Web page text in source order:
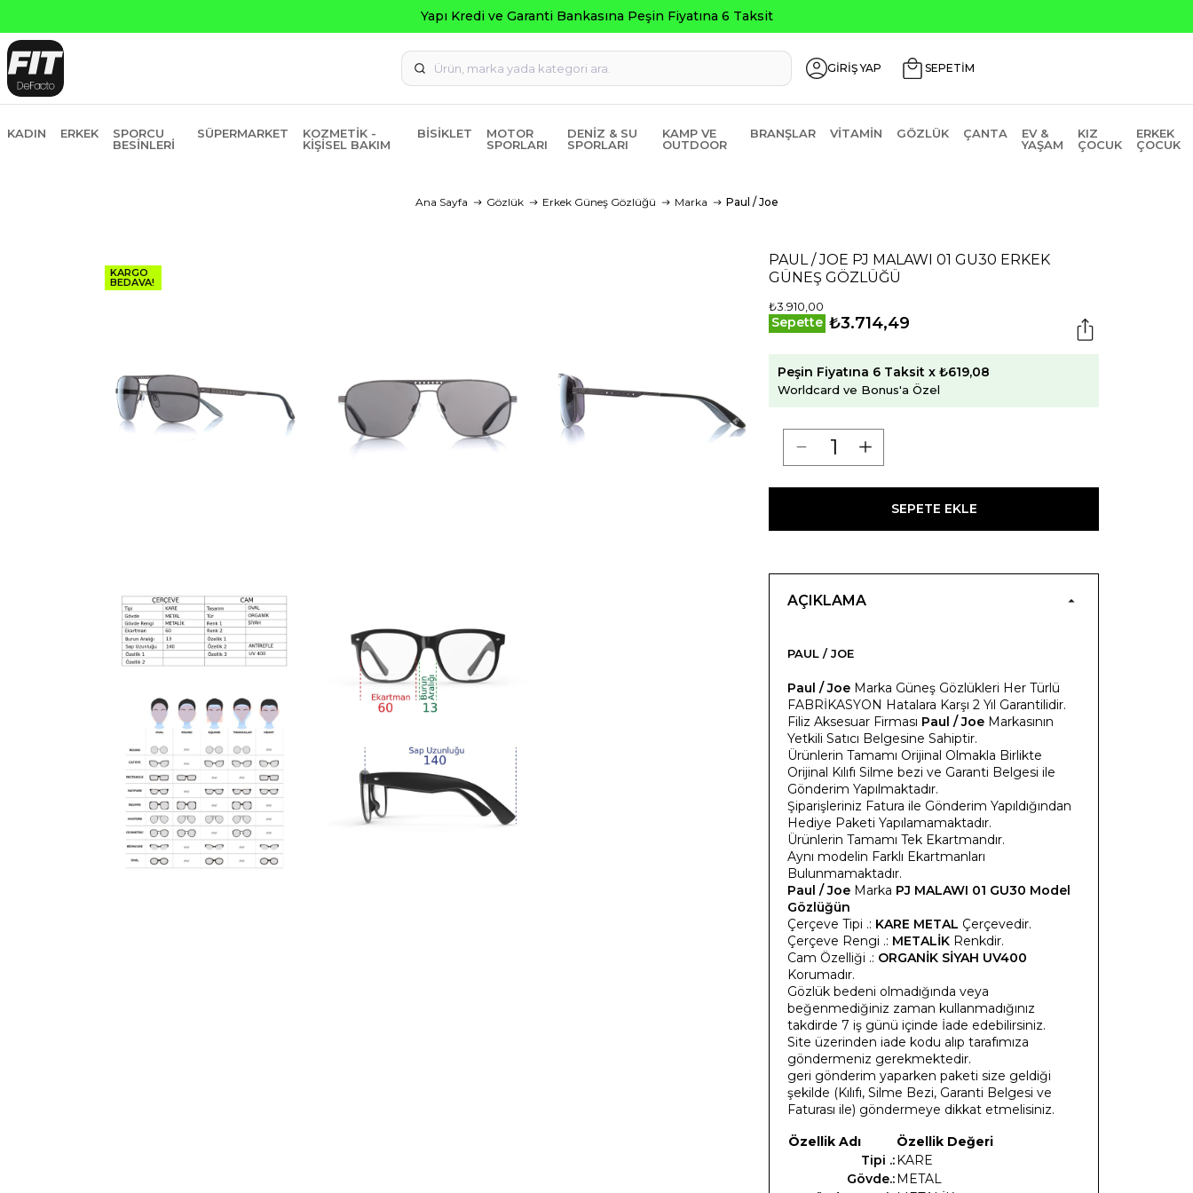
Yapı Kredi ve Garanti Bankasına Peşin Fiyatına 6 Taksit
GİRİŞ YAP SEPETİM
KADIN ERKEK
SPORCU
BESINLERI
SÜPERMARKET
KOZMETIK -
KIŞISEL BAKIM
BISIKLET
MOTOR
SPORLARI
DENIZ & SU
SPORLARI
KAMP VE
OUTDOOR
BRANŞLAR VITAMIN GÖZLÜK ÇANTA
EV &
YAŞAM
KIZ
ÇOCUK
ERKEK
ÇOCUK
Ana Sayfa Gözlük Erkek Güneş Gözlüğü Marka Paul / Joe
KARGO
BEDAVA!
PAUL / JOE PJ MALAWI 01 GU30 ERKEK
GÜNEŞ GÖZLÜĞÜ
₺3.910,00
Sepette ₺3.714,49
Peşin Fiyatına 6 Taksit x ₺619,08
Worldcard ve Bonus'a Özel
SEPETE EKLE
AÇIKLAMA
PAUL / JOE
Paul / Joe Marka Güneş Gözlükleri Her Türlü
FABRİKASYON Hatalara Karşı 2 Yıl Garantilidir.
Filiz Aksesuar Firması Paul / Joe Markasının
Yetkili Satıcı Belgesine Sahiptir.
Ürünlerin Tamamı Orijinal Olmakla Birlikte
Orijinal Kılıfı Silme bezi ve Garanti Belgesi ile
Gönderim Yapılmaktadır.
Şiparişleriniz Fatura ile Gönderim Yapıldığından
Hediye Paketi Yapılamamaktadır.
Ürünlerin Tamamı Tek Ekartmandır.
Aynı modelin Farklı Ekartmanları
Bulunmamaktadır.
Paul / Joe Marka PJ MALAWI 01 GU30 Model
Gözlüğün
Çerçeve Tipi .: KARE METAL Çerçevedir.
Çerçeve Rengi .: METALİK Renkdir.
Cam Özelliği .: ORGANİK SİYAH UV400
Korumadır.
Gözlük bedeni olmadığında veya
beğenmediğiniz zaman kullanmadığınız
takdirde 7 iş günü içinde İade edebilirsiniz.
Site üzerinden iade kodu alıp tarafımıza
göndermeniz gerekmektedir.
geri gönderim yaparken paketi size geldiği
şekilde (Kılıfı, Silme Bezi, Garanti Belgesi ve
Faturası ile) göndermeye dikkat etmelisiniz.
Özellik Adı
Özellik Değeri
Tipi .:KARE
Gövde.:METAL